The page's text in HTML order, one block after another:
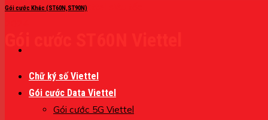
Chữ ký số Viettel
Gói cước Data Viettel
Gói cước 5G Viettel
Gói cước Khác (ST60N,ST90N)